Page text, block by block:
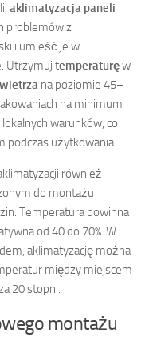
aklimatyzacja paneli
problemów z
i umieść je w
Utrzymuj temperaturęw
na poziomie 45–
na minimum
warunków, co
podczas użytkowania.
również
do montażu
Temperatura powinna
od 40 do 70%. W
aklimatyzację można
między miejscem
20 stopni.
montażu